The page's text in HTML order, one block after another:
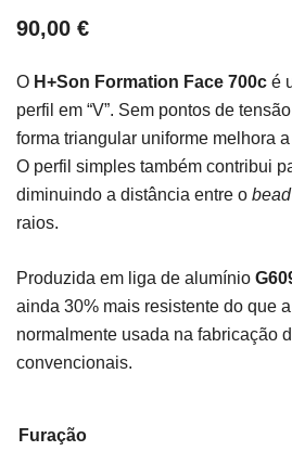
90,00 €
O H+Son Formation Face 700c é
perfil em “V”. Sem pontos de
forma triangular uniforme melhora
O perfil simples também contribui
diminuindo a distância entre o
raios.
Produzida em liga de alumínio
ainda 30% mais resistente do que
normalmente usada na fabricação
convencionais.
Furação